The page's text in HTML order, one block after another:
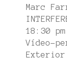
Marc
18:30
Vídeo-